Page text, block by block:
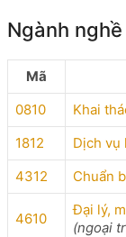
Ngành
Mã
0810
Khai
1812
Dịch vụ
4312
Chuẩn
4610
Đại lý,
(ngoại